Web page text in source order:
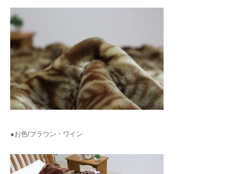
●お色/ブラウン・ワイン